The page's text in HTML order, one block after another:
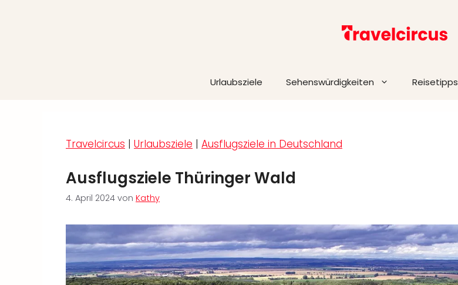
Urlaubsziele Sehenswürdigkeiten Reisetipps
Travelcircus | Urlaubsziele | Ausflugsziele in Deutschland
Ausflugsziele Thüringer Wald
4. April 2024 von Kathy